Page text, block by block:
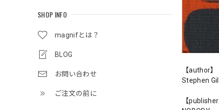
SHOP INFO
magnifとは？
BLOG
お問い合わせ
ご注文の前に
【author】
Stephen
【